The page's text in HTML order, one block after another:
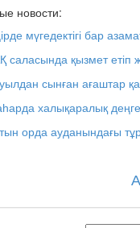
города /
109
Час депутата /
новости:
мүгедектігі бар
саласында қызмет етіп
сынған ағаштар
халықаралық
орда ауданындағы